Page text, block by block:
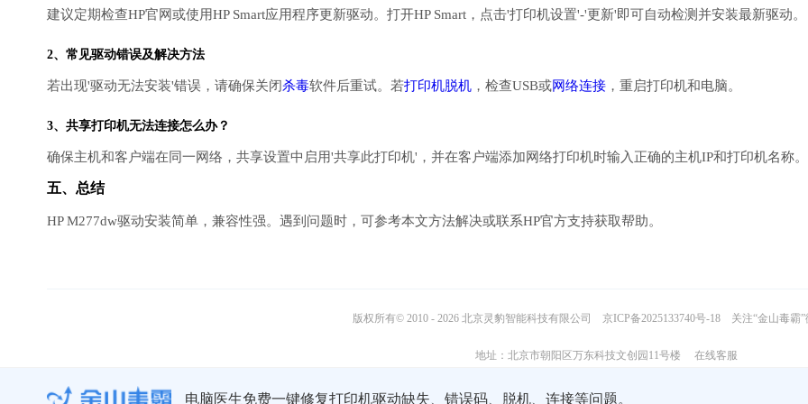
建议定期检查HP官网或使用HP Smart应用程序更新驱动。打开HP Smart，点击'打印机设置'-'更新'即可自动检测并安装最新驱动。
2、常见驱动错误及解决方法
若出现'驱动无法安装'错误，请确保关闭杀毒软件后重试。若打印机脱机 ，检查USB或网络连接 ，重启打印机和电脑。
3、共享打印机无法连接怎么办？
确保主机和客户端在同一网络，共享设置中启用'共享此打印机'，并在客户端添加网络打印机时输入正确的主机IP和打印机名称。
五、总结
HP M277dw驱动安装简单，兼容性强。遇到问题时，可参考本文方法解决或联系HP官方支持获取帮助。
电脑医生免费一键修复打印机驱动缺失、错误码、脱机、连接等问题。
版权所有© 2010 - 2026 北京灵豹智能科技有限公司 京ICP备2025133740号-18 关注“金山毒霸
地址：北京市朝阳区万东科技文创园11号楼 在线客服